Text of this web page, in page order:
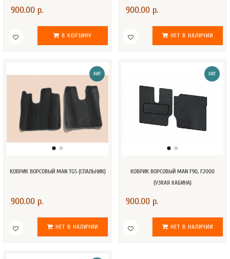
900.00 р.
В КОРЗИНУ
900.00 р.
НЕТ В НАЛИЧИИ
ХИТ
КОВРИК ВОРСОВЫЙ MAN TGS (CПАЛЬНИК)
900.00 р.
НЕТ В НАЛИЧИИ
ХИТ
КОВРИК ВОРСОВЫЙ MAN F90, F2000
(УЗКАЯ КАБИНА)
900.00 р.
НЕТ В НАЛИЧИИ